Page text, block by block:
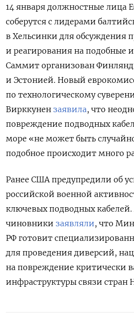
14 января должностные лица
соберутся с лидерами
в Хельсинки для обсуждения
и реагирования на подобные
Саммит организован
и Эстонией. Новый
по технологическому
Вирккунен заявила, что
повреждение подводных
море «не может быть
подобное происходит много
Ранее США предупредили об
российской военной
ключевых подводных
чиновники заявляли, что
РФ готовит
для проведения диверсий,
на повреждение критически
инфраструктуры связи стран